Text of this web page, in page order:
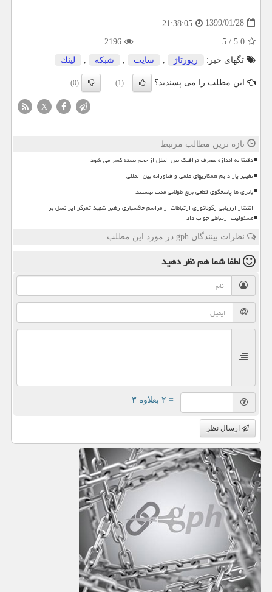
1399/01/28
21:38:05
5.0
/
5
2196
تگهای خبر:
رپورتاژ , سایت , شبكه , لینك
این مطلب را می پسندید؟ (1)
(0)
X
تازه ترین مطالب مرتبط
دقیقا به اندازه مصرف ترافیک بین الملل از حجم بسته کسر می شود
تغییر پارادایم همکاریهای علمی و فناورانه بین المللی
باتری ها پاسخگوی قطعی برق طولانی مدت نیستند
انتشار ارزیابی رگولاتوری ارتباطات از مراسم خاکسپاری رهبر شهید تمرکز ایرانسل بر
مسئولیت ارتباطی جواب داد
نظرات بینندگان gph در مورد این مطلب
لطفا شما همنظر دهید
= ۲ بعلاوه ۳
ارسال نظر